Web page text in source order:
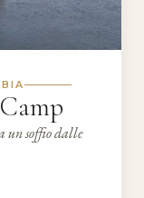
un soffio dalle